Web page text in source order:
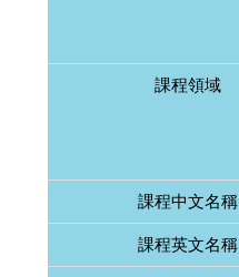
課程領域
課程中文名稱
課程英文名稱